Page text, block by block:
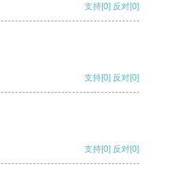
支持[0] 反对[0]
支持[0] 反对[0]
支持[0] 反对[0]